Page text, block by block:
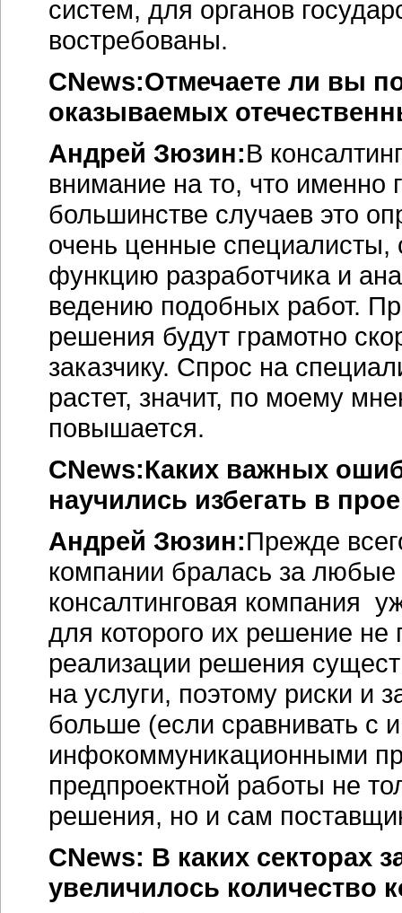
систем, для органов
востребованы.
CNews:Отмечаете ли вы
оказываемых
Андрей Зюзин:В
внимание на то, что именно
большинстве случаев это
очень ценные специалисты,
функцию разработчика и
ведению подобных работ.
решения будут грамотно
заказчику. Спрос на
растет, значит, по моему
повышается.
CNews:Каких важных
научились избегать в
Андрей Зюзин:Прежде
компании бралась за любые
консалтинговая компания
для которого их решение не
реализации решения
на услуги, поэтому риски и
больше (если сравнивать с
инфокоммуникационными
предпроектной работы не
решения, но и сам
CNews: В каких секторах
увеличилось количество